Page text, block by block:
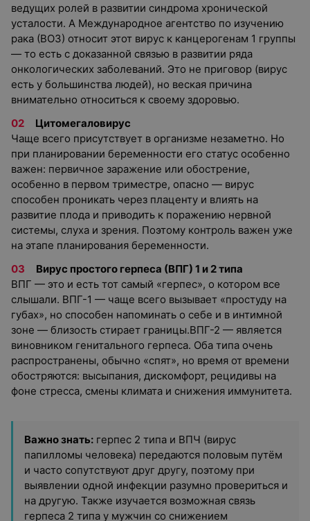
ведущих ролей в развитии синдрома хронической
усталости. А Международное агентство по изучению
рака (ВОЗ) относит этот вирус к канцерогенам 1 группы
— то есть с доказанной связью в развитии ряда
онкологических заболеваний. Это не приговор (вирус
есть у большинства людей), но веская причина
внимательно относиться к своему здоровью.
Цитомегаловирус
Чаще всего присутствует в организме незаметно. Но
при планировании беременности его статус особенно
важен: первичное заражение или обострение,
особенно в первом триместре, опасно — вирус
способен проникать через плаценту и влиять на
развитие плода и приводить к поражению нервной
системы, слуха и зрения. Поэтому контроль важен уже
на этапе планирования беременности.
Вирус простого герпеса (ВПГ) 1 и 2 типа
ВПГ — это и есть тот самый «герпес», о котором все
слышали. ВПГ-1 — чаще всего вызывает «простуду на
губах», но способен напоминать о себе и в интимной
зоне — близость стирает границы.ВПГ-2 — является
виновником генитального герпеса. Оба типа очень
распространены, обычно «спят», но время от времени
обостряются: высыпания, дискомфорт, рецидивы на
фоне стресса, смены климата и снижения иммунитета.
Важно знать: герпес 2 типа и ВПЧ (вирус
папилломы человека) передаются половым путём
и часто сопутствуют друг другу, поэтому при
выявлении одной инфекции разумно провериться и
на другую. Также изучается возможная связь
герпеса 2 типа у мужчин со снижением